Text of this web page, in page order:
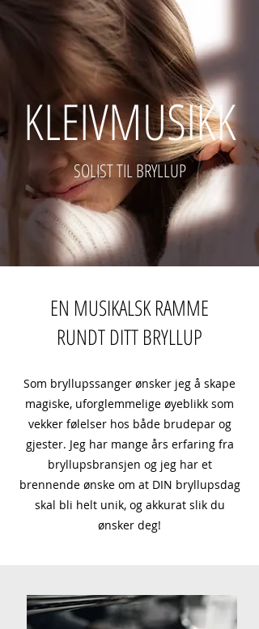
KLEIVMUSIKK
SOLIST TIL BRYLLUP
EN MUSIKALSK RAMME
RUNDT DITT BRYLLUP
Som bryllupssanger ønsker jeg å skape
magiske, uforglemmelige øyeblikk som
vekker følelser hos både brudepar og
gjester. Jeg har mange års erfaring fra
bryllupsbransjen og jeg har et
brennende ønske om at DIN bryllupsdag
skal bli helt unik, og akkurat slik du
ønsker deg!